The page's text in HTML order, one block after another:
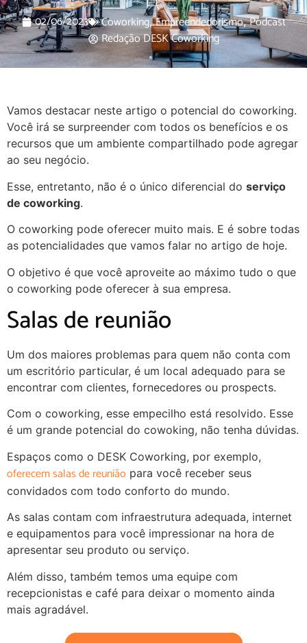
02/06/2023 Coworking,Empreendedorismo,Podcast
Redação DESK Coworking
Vamos destacar neste artigo o potencial do coworking.
Você irá se surpreender com todos os benefícios e os
recursos que um ambiente compartilhado pode agregar
ao seu negócio.
Esse, entretanto, não é o único diferencial do serviço
de coworking.
O coworking pode oferecer muito mais. E é sobre todas
as potencialidades que vamos falar no artigo de hoje.
O objetivo é que você aproveite ao máximo tudo o que
o coworking pode oferecer à sua empresa.
Salas de reunião
Um dos maiores problemas para quem não conta com
um escritório particular, é um local adequado para se
encontrar com clientes, fornecedores ou prospects.
Com o coworking, esse empecilho está resolvido. Esse
é um grande potencial do cowoking, não tenha dúvidas.
Espaços como o DESK Coworking, por exemplo,
oferecem salas de reunião para você receber seus
convidados com todo conforto do mundo.
As salas contam com infraestrutura adequada, internet
e equipamentos para você impressionar na hora de
apresentar seu produto ou serviço.
Além disso, também temos uma equipe com
recepcionistas e café para deixar o momento ainda
mais agradável.